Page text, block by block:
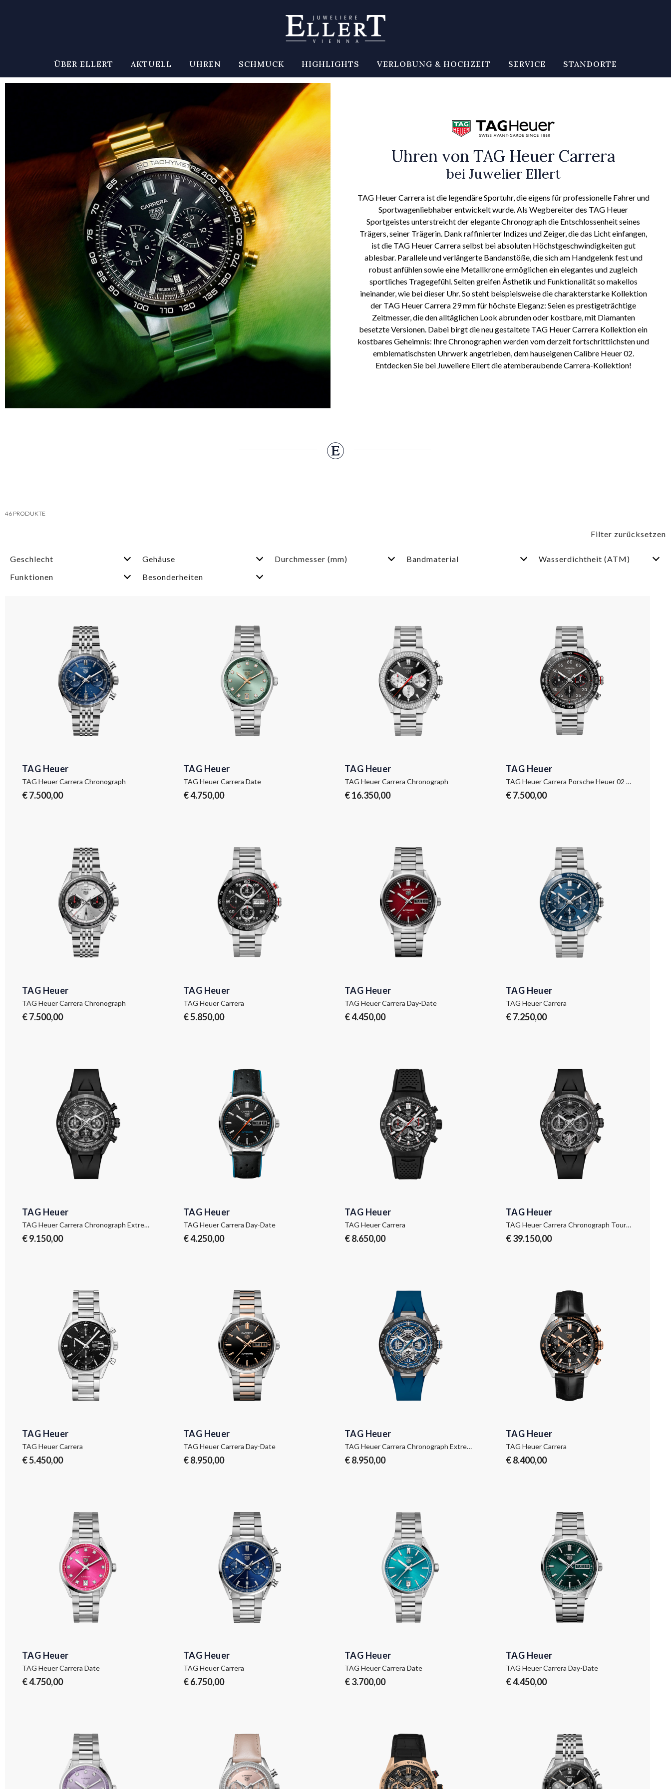
ÜBER ELLERT AKTUELL UHREN SCHMUCK HIGHLIGHTS VERLOBUNG & HOCHZEIT SERVICE STANDORTE
Uhren von TAG Heuer Carrera
bei Juwelier Ellert
TAG Heuer Carrera ist die legendäre Sportuhr, die eigens für professionelle Fahrer und
Sportwagenliebhaber entwickelt wurde. Als Wegbereiter des TAG Heuer
Sportgeistes unterstreicht der elegante Chronograph die Entschlossenheit seines
Trägers, seiner Trägerin. Dank raffinierter Indizes und Zeiger, die das Licht einfangen,
ist die TAG Heuer Carrera selbst bei absoluten Höchstgeschwindigkeiten gut
ablesbar. Parallele und verlängerte Bandanstöße, die sich am Handgelenk fest und
robust anfühlen sowie eine Metallkrone ermöglichen ein elegantes und zugleich
sportliches Tragegefühl. Selten greifen Ästhetik und Funktionalität so makellos
ineinander, wie bei dieser Uhr. So steht beispielsweise die charakterstarke Kollektion
der TAG Heuer Carrera 29 mm für höchste Eleganz: Seien es prestigeträchtige
Zeitmesser, die den alltäglichen Look abrunden oder kostbare, mit Diamanten
besetzte Versionen. Dabei birgt die neu gestaltete TAG Heuer Carrera Kollektion ein
kostbares Geheimnis: Ihre Chronographen werden vom derzeit fortschrittlichsten und
emblematischsten Uhrwerk angetrieben, dem hauseigenen Calibre Heuer 02.
Entdecken Sie bei Juweliere Ellert die atemberaubende Carrera-Kollektion!
46 PRODUKTE
Geschlecht Gehäuse Durchmesser (mm) Bandmaterial
Wasserdichtheit (ATM)
Funktionen
Besonderheiten
TAG Heuer
TAG Heuer Carrera Chronograph
€ 7.500,00
TAG Heuer
TAG Heuer Carrera Date
€ 4.750,00
TAG Heuer
TAG Heuer Carrera Chronograph
€ 16.350,00
TAG Heuer
TAG Heuer Carrera Porsche Heuer 02 Automatic Special Edition
€ 7.500,00
TAG Heuer
TAG Heuer Carrera Chronograph
€ 7.500,00
TAG Heuer
TAG Heuer Carrera
€ 5.850,00
TAG Heuer
TAG Heuer Carrera Day-Date
€ 4.450,00
TAG Heuer
TAG Heuer Carrera
€ 7.250,00
TAG Heuer
TAG Heuer Carrera Chronograph Extreme Sport
€ 9.150,00
TAG Heuer
TAG Heuer Carrera Day-Date
€ 4.250,00
TAG Heuer
TAG Heuer Carrera
€ 8.650,00
TAG Heuer
TAG Heuer Carrera Chronograph Tourbillon Extreme Sport
€ 39.150,00
TAG Heuer
TAG Heuer Carrera
€ 5.450,00
TAG Heuer
TAG Heuer Carrera Day-Date
€ 8.950,00
TAG Heuer
TAG Heuer Carrera Chronograph Extreme Sport
€ 8.950,00
TAG Heuer
TAG Heuer Carrera
€ 8.400,00
TAG Heuer
TAG Heuer Carrera Date
€ 4.750,00
TAG Heuer
TAG Heuer Carrera
€ 6.750,00
TAG Heuer
TAG Heuer Carrera Date
€ 3.700,00
TAG Heuer
TAG Heuer Carrera Day-Date
€ 4.450,00